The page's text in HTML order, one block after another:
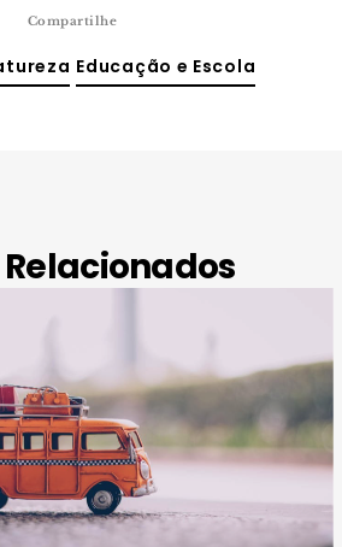
Compartilhe
Educação e Escola
Relacionados